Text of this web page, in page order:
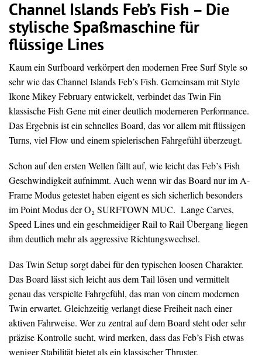
Channel Islands Feb’s Fish – Die
stylische Spaßmaschine für
flüssige Lines
Kaum ein Surfboard verkörpert den modernen Free Surf Style so
sehr wie das Channel Islands Feb’s Fish. Gemeinsam mit Style
Ikone Mikey February entwickelt, verbindet das Twin Fin
klassische Fish Gene mit einer deutlich moderneren Performance.
Das Ergebnis ist ein schnelles Board, das vor allem mit flüssigen
Turns, viel Flow und einem spielerischen Fahrgefühl überzeugt.
Schon auf den ersten Wellen fällt auf, wie leicht das Feb’s Fish
Geschwindigkeit aufnimmt. Auch wenn wir das Board nur im A-
Frame Modus getestet haben eigent es sich sicherlich besonders
im Point Modus der O₂ SURFTOWN MUC. Lange Carves,
Speed Lines und ein geschmeidiger Rail to Rail Übergang liegen
ihm deutlich mehr als aggressive Richtungswechsel.
Das Twin Setup sorgt dabei für den typischen loosen Charakter.
Das Board lässt sich leicht aus dem Tail lösen und vermittelt
genau das verspielte Fahrgefühl, das man von einem modernen
Twin erwartet. Gleichzeitig verlangt diese Freiheit nach einer
aktiven Fahrweise. Wer zu zentral auf dem Board steht oder sehr
präzise Kontrolle sucht, wird merken, dass das Feb’s Fish etwas
weniger Stabilität bietet als ein klassischer Thruster.